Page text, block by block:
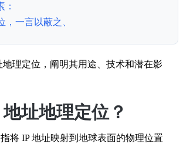
：
，一言以蔽之、
地理定位，阐明其用途、技术和潜在影
址地理定位？
将 IP 地址映射到地球表面的物理位置